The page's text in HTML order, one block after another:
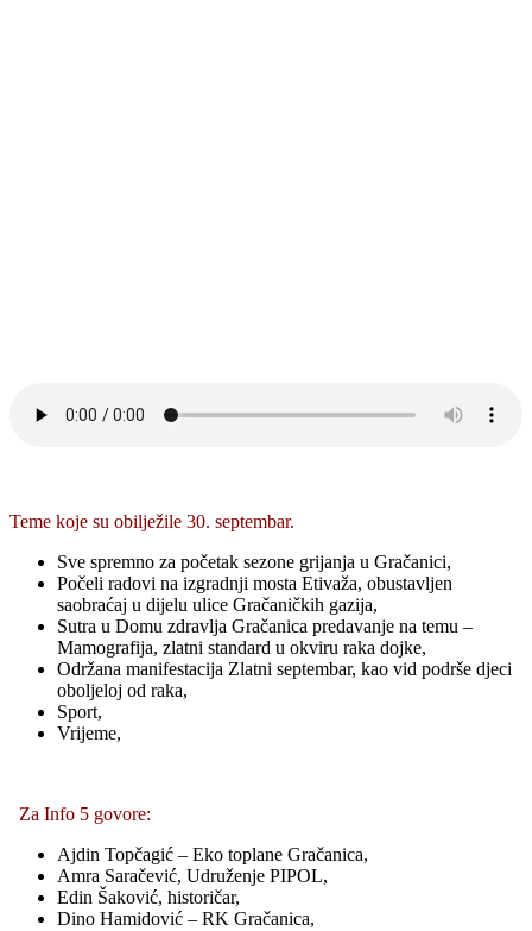
Teme koje su obilježile 30. septembar.
Sve spremno za početak sezone grijanja u Gračanici,
Počeli radovi na izgradnji mosta Etivaža, obustavljen
saobraćaj u dijelu ulice Gračaničkih gazija,
Sutra u Domu zdravlja Gračanica predavanje na temu –
Mamografija, zlatni standard u okviru raka dojke,
Održana manifestacija Zlatni septembar, kao vid podrše djeci
oboljeloj od raka,
Sport,
Vrijeme,
Za Info 5 govore:
Ajdin Topčagić – Eko toplane Gračanica,
Amra Saračević, Udruženje PIPOL,
Edin Šaković, historičar,
Dino Hamidović – RK Gračanica,